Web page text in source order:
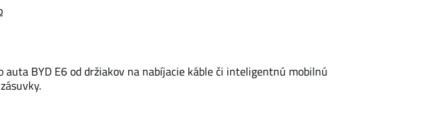
BYD E6 od držiakov na nabíjacie káble či inteligentnú mobilnú